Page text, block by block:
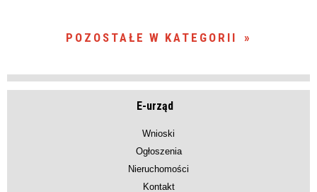
POZOSTAŁE W KATEGORII
E-urząd
Wnioski
Ogłoszenia
Nieruchomości
Kontakt